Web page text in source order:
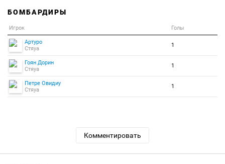
БОМБАРДИРЫ
Игрок Голы
Артуро
Стяуа
1
Гоян Дорин
Стяуа
1
Петре Овидиу
Стяуа
1
Комментировать